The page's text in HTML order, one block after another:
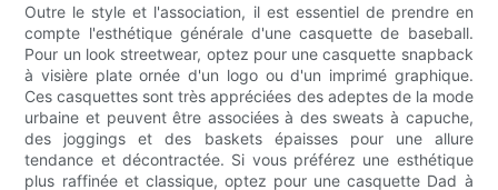
Outre le style et l'association, il est essentiel de prendre en
compte l'esthétique générale d'une casquette de baseball.
Pour un look streetwear, optez pour une casquette snapback
à visière plate ornée d'un logo ou d'un imprimé graphique.
Ces casquettes sont très appréciées des adeptes de la mode
urbaine et peuvent être associées à des sweats à capuche,
des joggings et des baskets épaisses pour une allure
tendance et décontractée. Si vous préférez une esthétique
plus raffinée et classique, optez pour une casquette Dad à